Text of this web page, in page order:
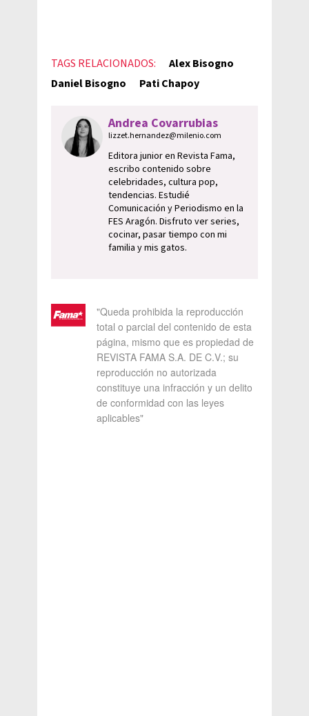
TAGS RELACIONADOS:
Alex Bisogno
Daniel Bisogno
Pati Chapoy
Andrea Covarrubias
lizzet.hernandez@milenio.com
Editora junior en Revista Fama,
escribo contenido sobre
celebridades, cultura pop,
tendencias. Estudié
Comunicación y Periodismo en la
FES Aragón. Disfruto ver series,
cocinar, pasar tiempo con mi
familia y mis gatos.
"Queda prohibida la reproducción
total o parcial del contenido de esta
página, mismo que es propiedad de
REVISTA FAMA S.A. DE C.V.; su
reproducción no autorizada
constituye una infracción y un delito
de conformidad con las leyes
aplicables"